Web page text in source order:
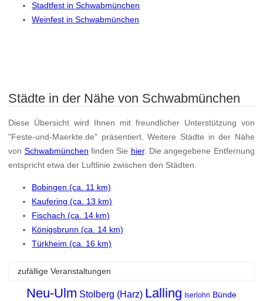
Stadtfest in Schwabmünchen
Weinfest in Schwabmünchen
Städte in der Nähe von Schwabmünchen
Diese Übersicht wird Ihnen mit freundlicher Unterstützung von
"Feste-und-Maerkte.de" präsentiert. Weitere Städte in der Nähe
von Schwabmünchen finden Sie hier. Die angegebene Entfernung
entspricht etwa der Luftlinie zwischen den Städten.
Bobingen (ca. 11 km)
Kaufering (ca. 13 km)
Fischach (ca. 14 km)
Königsbrunn (ca. 14 km)
Türkheim (ca. 16 km)
zufällige Veranstaltungen
Neu-Ulm Stolberg (Harz) Lalling Iserlohn Bünde